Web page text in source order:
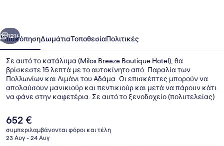
Επόμενο
121+
ΕπισκόπησηΔωμάτιαΤοποθεσίαΠολιτικές
Σε αυτό το κατάλυμα (Milos Breeze Boutique Hotel), θα
βρίσκεστε 15 λεπτά με το αυτοκίνητο από: Παραλία των
Πολλωνίων και Λιμάνι του Αδάμα. Οι επισκέπτες μπορούν να
απολαύσουν μανικιούρ και πεντικιούρ και μετά να πάρουν κάτι
να φάνε στην καφετέρια. Σε αυτό το ξενοδοχείο (πολυτελείας)
βεράντα. Άλλοι ταξιδιώτες λένε εξαιρετικά πράγματα για το
εξυπηρετικό προσωπικό.
Η
τρέχουσα
τιμή
652 €
συμπεριλαμβάνονται φόροι και τέλη
23 Αυγ - 24 Αυγ